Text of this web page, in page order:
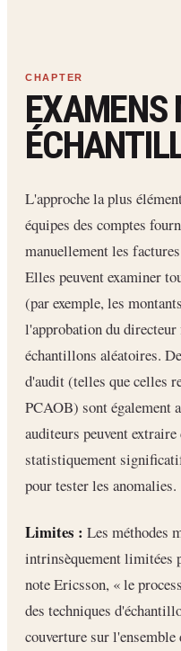
EXAMENS
L'approche la plus
équipes des comptes
manuellement les
Elles peuvent examiner
(par exemple, les
l'approbation du
échantillons aléatoires.
d'audit (telles que celles
PCAOB) sont également
auditeurs peuvent
statistiquement
pour tester les anomalies.
Limites : Les méthodes
intrinsèquement limitées
note Ericsson, « le
des techniques
couverture sur